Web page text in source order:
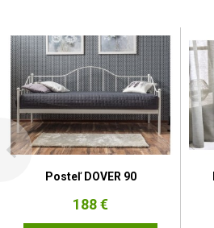
Posteľ DOVER 90
188 €